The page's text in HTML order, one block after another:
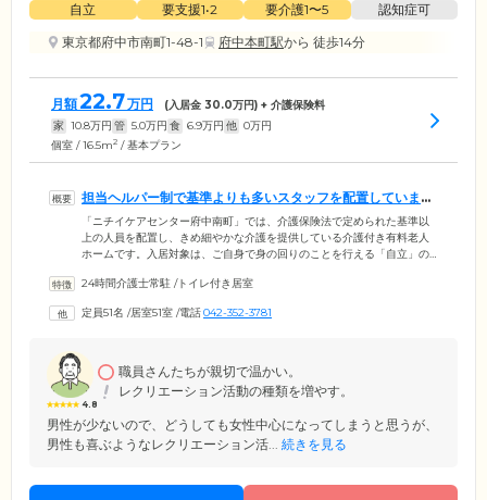
自立 要支援1•2 要介護1〜5
認知症可
東京都府中市南町1-48-1
府中本町駅から 徒歩14分
月額22.7万円 (入居金 30.0万円) + 介護保険料
家 10.8万円 管 5.0万円 食 6.9万円 他 0万円
個室 / 16.5m2 / 基本プラン
担当ヘルパー制で基準よりも多いスタッフを配置していま
す。
「ニチイケアセンター府中南町」では、介護保険法で定められた基準以
上の人員を配置し、きめ細やかな介護を提供している介護付き有料老人
ホームです。入居対象は、ご自身で身の回りのことを行える「自立」の
同じ介護スタッフが生活支援サービスを提供することで、環境変化に戸
ます。また当施設の食堂兼機能訓練室では、機能訓練指導員によるリハ
ください。
24時間介護士常駐 /トイレ付き居室
定員51名 /居室51室 /電話042-352-3781
4.8
職員さんたちが親切で温かい。
レクリエーション活動の種類を増やす。
男性が少ないので、どうしても女性中心になってしまうと思うが、
男性も喜ぶようなレクリエーション活... 続きを見る